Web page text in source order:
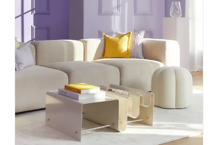
Interior Trends Spring 2023